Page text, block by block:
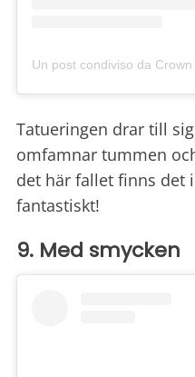
Tatueringen drar till
omfamnar tummen
det här fallet finns det
fantastiskt!
9. Med smycken